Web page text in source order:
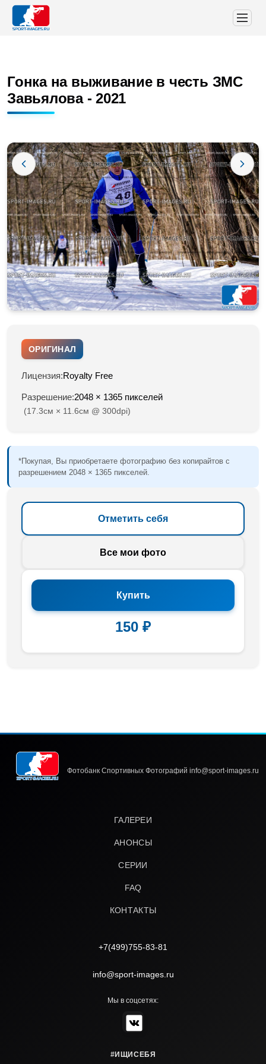
Гонка на выживание в честь ЗМС
Завьялова - 2021
ОРИГИНАЛ
Лицензия:Royalty Free
Разрешение:2048 × 1365 пикселей
(17.3см × 11.6см @ 300dpi)
*Покупая, Вы приобретаете фотографию без копирайтов с
разрешением 2048 × 1365 пикселей.
Отметить себя
Все мои фото
Купить
150 ₽
Фотобанк Спортивных Фотографий info@sport-images.ru
ГАЛЕРЕИ
АНОНСЫ
СЕРИИ
FAQ
КОНТАКТЫ
+7(499)755-83-81
info@sport-images.ru
Мы в соцсетях:
#ИЩИСЕБЯ